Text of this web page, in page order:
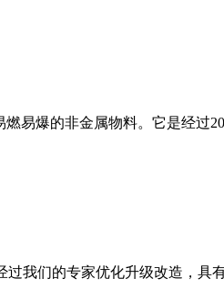
易爆的非金属物料。它是经过
我们的专家优化升级改造，具